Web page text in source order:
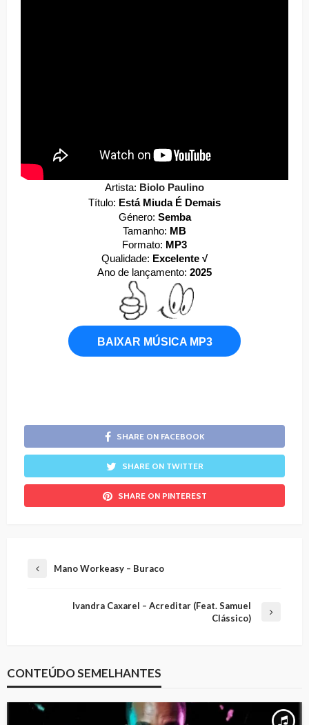
Artista: Biolo Paulino
Título: Está Miuda É Demais
Género: Semba
Tamanho: MB
Formato: MP3
Qualidade: Excelente √
Ano de lançamento: 2025
BAIXAR MÚSICA MP3
SHARE ON FACEBOOK
SHARE ON TWITTER
SHARE ON PINTEREST
Mano Workeasy – Buraco
Ivandra Caxarel – Acreditar (Feat. Samuel
Clássico)
CONTEÚDO SEMELHANTES